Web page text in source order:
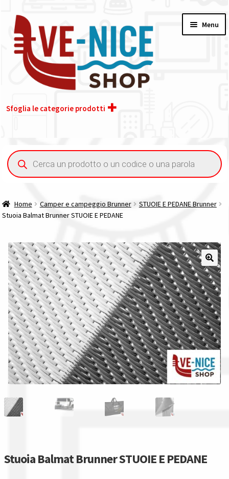
alla
navigazione
contenuto
Menu
Sfoglia le categorie prodotti
Acquisto iva 4% (agevolata)
Contatti
Il nostro gruppo acquisti
La nostra azienda
Condizioni generali
Acquisti in rete pubblica amministrazione
Assicurazione integrativa Garanzia3
Bonus fiscali 2025
Diritto di recesso
Gestione resi
Ricerca
prodotti
Home Camper e campeggio Brunner
STUOIE E PEDANE Brunner
Stuoia Balmat Brunner STUOIE E PEDANE
Stuoia Balmat Brunner STUOIE E PEDANE